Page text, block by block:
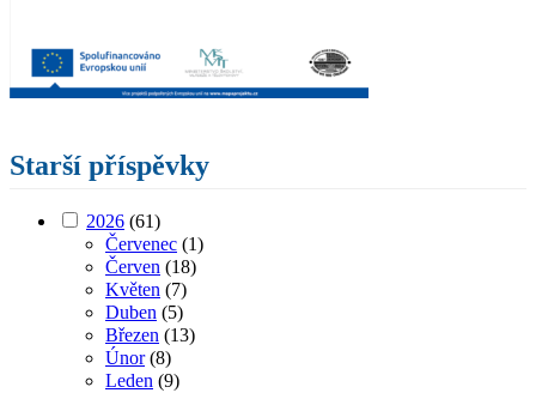
Starší příspěvky
2026 (61)
Červenec (1)
Červen (18)
Květen (7)
Duben (5)
Březen (13)
Únor(8)
Leden (9)